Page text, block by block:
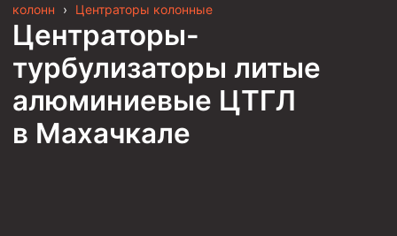
колонн
› Центраторы колонные
Центраторы-
турбулизаторы литые
алюминиевые ЦТГЛ
в Махачкале